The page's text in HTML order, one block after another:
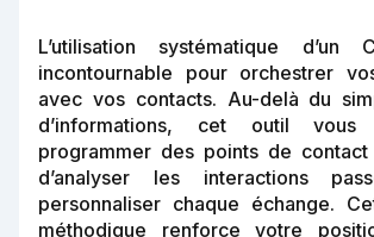
L’utilisation systématique d’un
incontournable pour orchestrer
avec vos contacts. Au-delà du
d’informations, cet outil
programmer des points de contact
d’analyser les interactions
personnaliser chaque échange.
méthodique renforce votre